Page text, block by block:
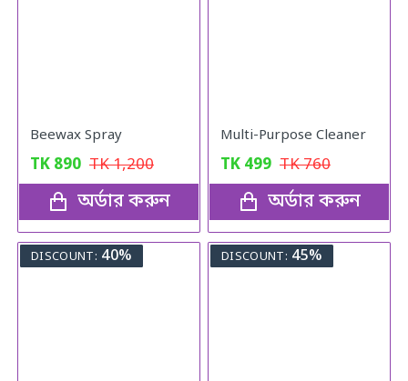
Beewax Spray
TK 890 TK1,200
অর্ডার করুন
Multi-Purpose Cleaner
TK 499 TK760
অর্ডার করুন
DISCOUNT: 40% DISCOUNT: 45%